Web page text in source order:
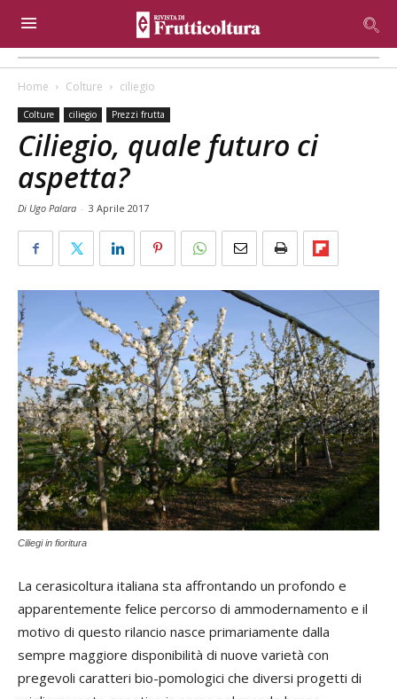
Home Colture ciliegio
Colture ciliegio Prezzi frutta
Ciliegio, quale futuro ci
aspetta?
Di Ugo Palara - 3 Aprile 2017
Ciliegi in fioritura
La cerasicoltura italiana sta affrontando un profondo e
apparentemente felice percorso di ammodernamento e il
motivo di questo rilancio nasce primariamente dalla
sempre maggiore disponibilità di nuove varietà con
pregevoli caratteri bio-pomologici che diversi progetti di